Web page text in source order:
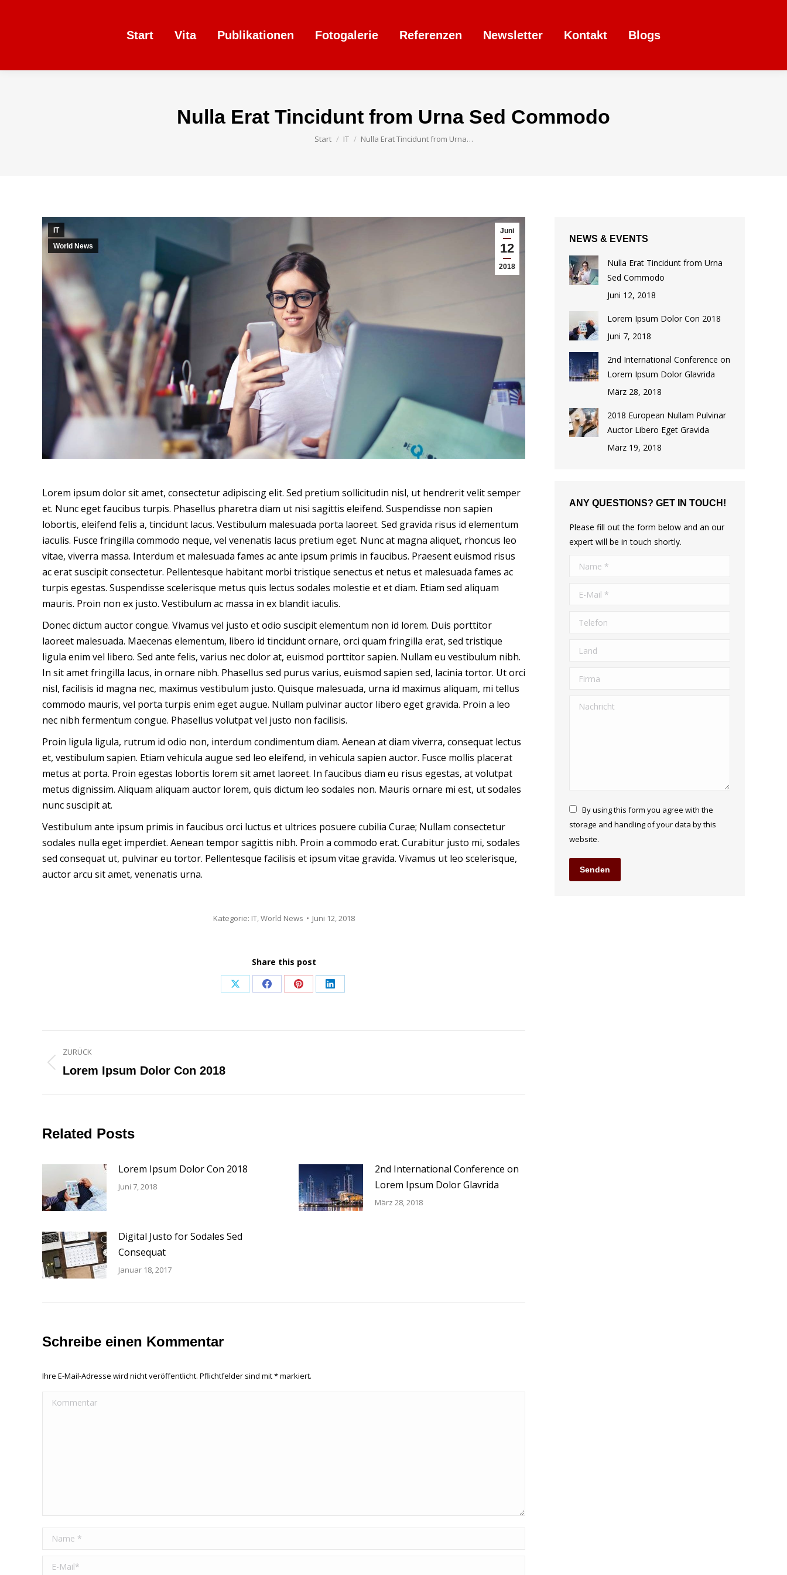
Start Vita Publikationen Fotogalerie Referenzen Newsletter Kontakt Blogs
Nulla Erat Tincidunt from Urna Sed Commodo
Sie befinden sich hier:
Start IT Nulla Erat Tincidunt from Urna…
Juni
12
2018
IT
World News
Lorem ipsum dolor sit amet, consectetur adipiscing elit. Sed pretium sollicitudin nisl, ut hendrerit velit semper
et. Nunc eget faucibus turpis. Phasellus pharetra diam ut nisi sagittis eleifend. Suspendisse non sapien
lobortis, eleifend felis a, tincidunt lacus. Vestibulum malesuada porta laoreet. Sed gravida risus id elementum
iaculis. Fusce fringilla commodo neque, vel venenatis lacus pretium eget. Nunc at magna aliquet, rhoncus leo
vitae, viverra massa. Interdum et malesuada fames ac ante ipsum primis in faucibus. Praesent euismod risus
ac erat suscipit consectetur. Pellentesque habitant morbi tristique senectus et netus et malesuada fames ac
turpis egestas. Suspendisse scelerisque metus quis lectus sodales molestie et et diam. Etiam sed aliquam
mauris. Proin non ex justo. Vestibulum ac massa in ex blandit iaculis.
Donec dictum auctor congue. Vivamus vel justo et odio suscipit elementum non id lorem. Duis porttitor
laoreet malesuada. Maecenas elementum, libero id tincidunt ornare, orci quam fringilla erat, sed tristique
ligula enim vel libero. Sed ante felis, varius nec dolor at, euismod porttitor sapien. Nullam eu vestibulum nibh.
In sit amet fringilla lacus, in ornare nibh. Phasellus sed purus varius, euismod sapien sed, lacinia tortor. Ut orci
nisl, facilisis id magna nec, maximus vestibulum justo. Quisque malesuada, urna id maximus aliquam, mi tellus
commodo mauris, vel porta turpis enim eget augue. Nullam pulvinar auctor libero eget gravida. Proin a leo
nec nibh fermentum congue. Phasellus volutpat vel justo non facilisis.
Proin ligula ligula, rutrum id odio non, interdum condimentum diam. Aenean at diam viverra, consequat lectus
et, vestibulum sapien. Etiam vehicula augue sed leo eleifend, in vehicula sapien auctor. Fusce mollis placerat
metus at porta. Proin egestas lobortis lorem sit amet laoreet. In faucibus diam eu risus egestas, at volutpat
metus dignissim. Aliquam aliquam auctor lorem, quis dictum leo sodales non. Mauris ornare mi est, ut sodales
nunc suscipit at.
Vestibulum ante ipsum primis in faucibus orci luctus et ultrices posuere cubilia Curae; Nullam consectetur
sodales nulla eget imperdiet. Aenean tempor sagittis nibh. Proin a commodo erat. Curabitur justo mi, sodales
sed consequat ut, pulvinar eu tortor. Pellentesque facilisis et ipsum vitae gravida. Vivamus ut leo scelerisque,
auctor arcu sit amet, venenatis urna.
Kategorie: IT, World News Juni 12, 2018
Share this post
Share Share Share Share
Kommentarnavigation
ZURÜCK
Vorheriger
Lorem Ipsum Dolor Con 2018
Related Posts
Lorem Ipsum Dolor Con 2018
Juni 7, 2018
2nd International Conference on
Lorem Ipsum Dolor Glavrida
März 28, 2018
Digital Justo for Sodales Sed
Consequat
Januar 18, 2017
Schreibe einen Kommentar
Ihre E-Mail-Adresse wird nicht veröffentlicht. Pflichtfelder sind mit*markiert.
Kommentar
Name *
E-Mail *
NEWS & EVENTS
Nulla Erat Tincidunt from Urna
Sed Commodo
Juni 12, 2018
Lorem Ipsum Dolor Con 2018
Juni 7, 2018
2nd International Conference on
Lorem Ipsum Dolor Glavrida
März 28, 2018
2018 European Nullam Pulvinar
Auctor Libero Eget Gravida
März 19, 2018
ANY QUESTIONS? GET IN TOUCH!
Please fill out the form below and an our
expert will be in touch shortly.
Name *
E-Mail *
Telefon
Land
Firma
Nachricht
By using this form you agree with the
storage and handling of your data by this
website.
Senden